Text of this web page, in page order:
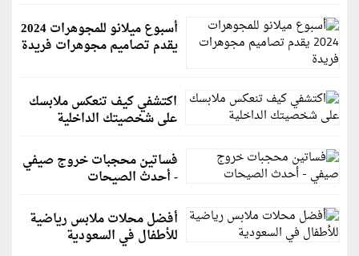
أسبوع ميلانو للمجوهرات 2024
يقدم تصاميم مجوهرات فريدة
اكتشفي كيف تنعكس ملابسك
على شخصيتك الداخلية
فساتين محجبات خروج صيفي
- أحدث الصيحات
أفضل محلات ملابس رياضية
للأطفال في السعودية